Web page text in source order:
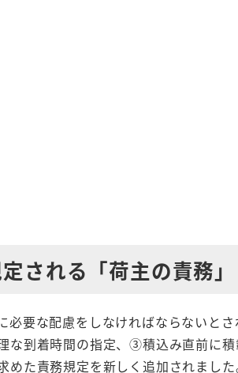
される「荷主の責務」
要な配慮をしなければならないと
到着時間の指定、③積込み直前に
た責務規定を新しく追加されました